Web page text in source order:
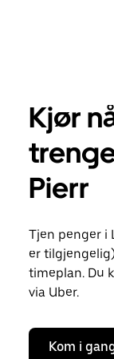
Kjør
Pierr
Tjen penger i
er
timeplan. Du
via Uber.
Kom i